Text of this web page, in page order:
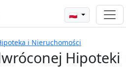
🇵🇱
i Nieruchomości
Hipoteki